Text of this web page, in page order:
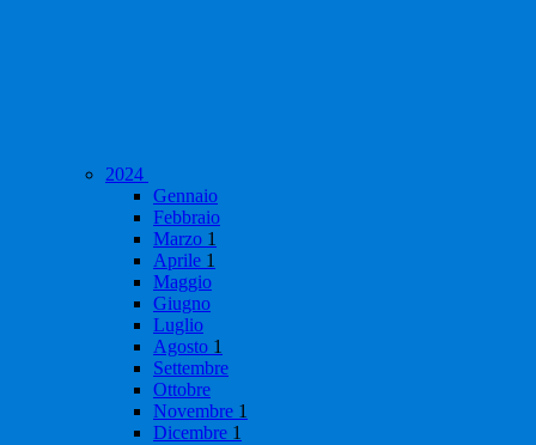
2024
Gennaio
Febbraio
Marzo 1
Aprile 1
Maggio
Giugno
Luglio
Agosto 1
Settembre
Ottobre
Novembre 1
Dicembre 1